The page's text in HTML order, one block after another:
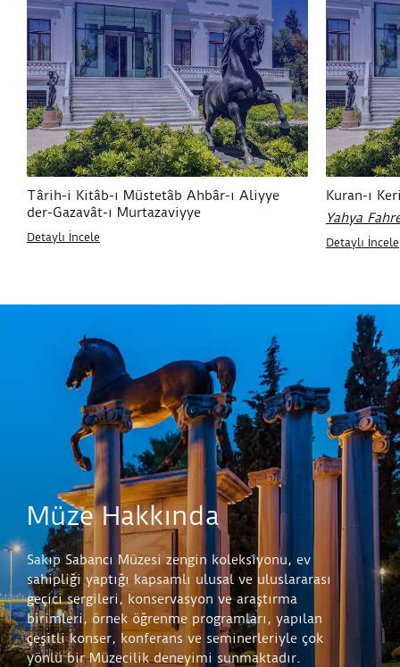
Târih-i Kitâb-ı Müstetâb Ahbâr-ı Aliyye
der-Gazavât-ı Murtazaviyye
Detaylı İncele
Kuran-ı
Yahya
Detaylı İncele
Müze Hakkında
Sakıp Sabancı Müzesi zengin koleksiyonu, ev
sahipliği yaptığı kapsamlı ulusal ve uluslararası
geçici sergileri, konservasyon ve araştırma
birimleri, örnek öğrenme programları, yapılan
çeşitli konser, konferans ve seminerleriyle çok
yönlü bir Müzecilik deneyimi sunmaktadır.